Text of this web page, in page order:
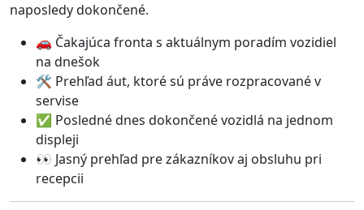
naposledy dokončené.
🚗 Čakajúca fronta s aktuálnym poradím vozidiel
na dnešok
🛠️ Prehľad áut, ktoré sú práve rozpracované v
servise
✅ Posledné dnes dokončené vozidlá na jednom
displeji
👀 Jasný prehľad pre zákazníkov aj obsluhu pri
recepcii